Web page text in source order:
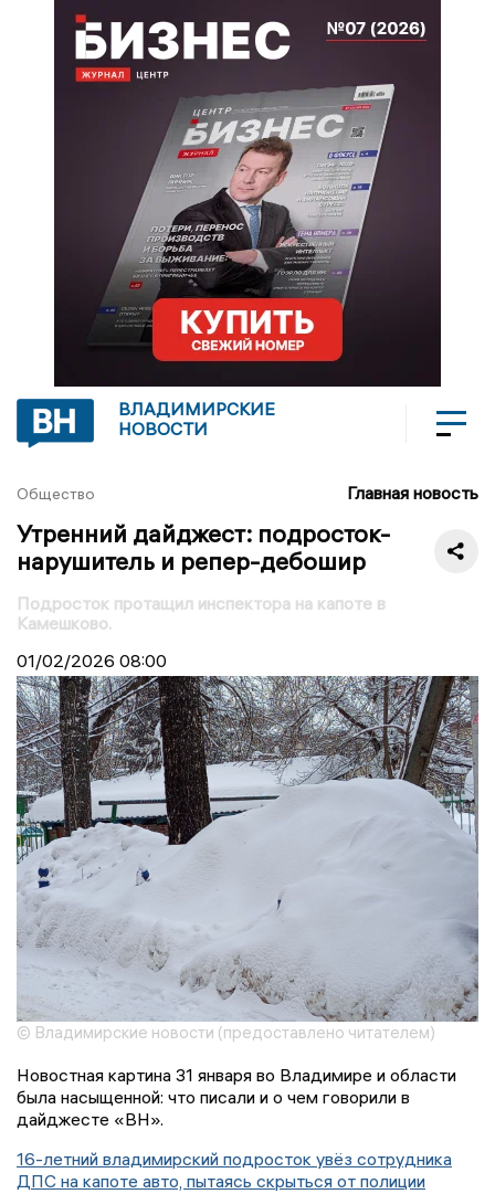
ВЛАДИМИРСКИЕ
НОВОСТИ
Общество Главная новость
Утренний дайджест: подросток-
нарушитель и репер-дебошир
Подросток протащил инспектора на капоте в
Камешково.
01/02/2026 08:00
© Владимирские новости (предоставлено читателем)
Новостная картина 31 января во Владимире и области
была насыщенной: что писали и о чем говорили в
дайджесте «ВН».
16-летний владимирский подросток увёз сотрудника
ДПС на капоте авто, пытаясь скрыться от полиции